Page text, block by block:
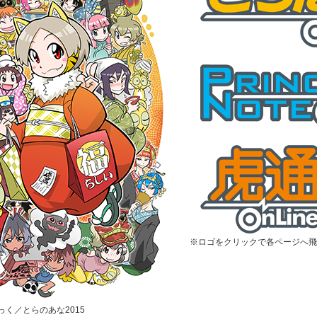
く／とらのあな2015
※ロゴをクリックで各ページへ